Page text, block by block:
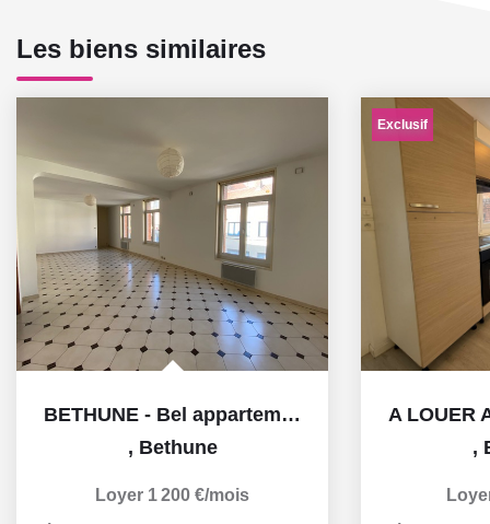
Les biens similaires
BETHUNE - Bel appartement de 132m2
, Bethune
Loyer 1 200 €/mois
Exclusif
,